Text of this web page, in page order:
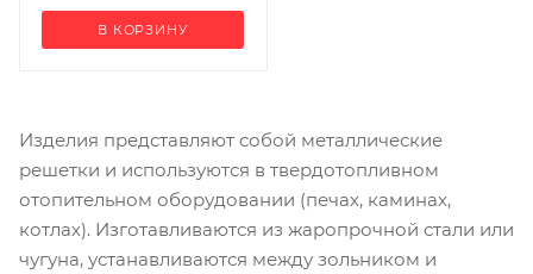
В КОРЗИНУ
Изделия представляют собой металлические
решетки и используются в твердотопливном
отопительном оборудовании (печах, каминах,
котлах). Изготавливаются из жаропрочной стали или
чугуна, устанавливаются между зольником и